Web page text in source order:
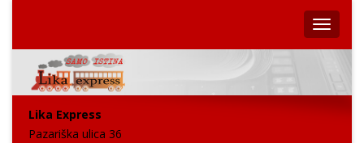
Lika Express
Pazariška ulica 36